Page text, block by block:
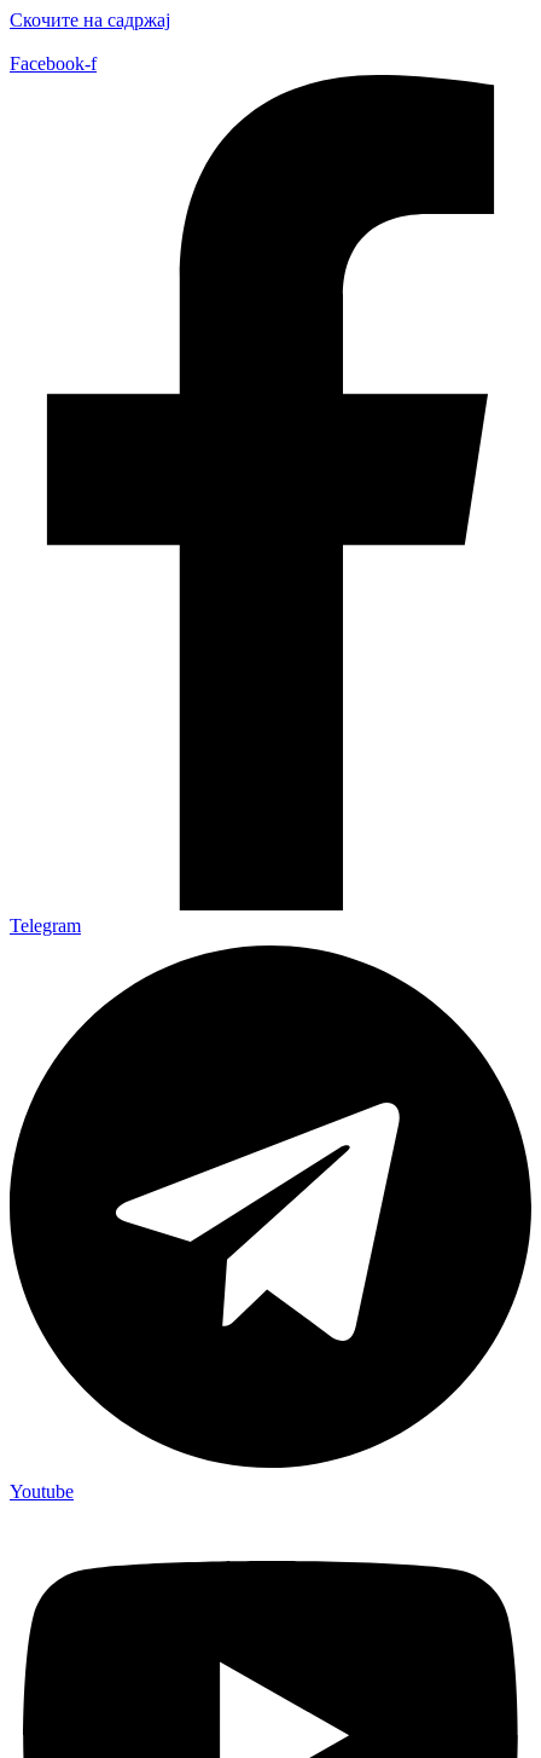
Скочите на садржај
Facebook-f
Telegram
Youtube